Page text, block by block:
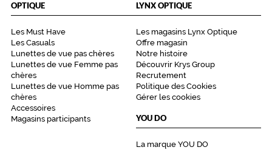
OPTIQUE
Les Must Have
Les Casuals
Lunettes de vue pas chères
Lunettes de vue Femme pas
chères
Lunettes de vue Homme pas
chères
Accessoires
Magasins participants
LYNX OPTIQUE
Les magasins Lynx Optique
Offre magasin
Notre histoire
Découvrir Krys Group
Recrutement
Politique des Cookies
Gérer les cookies
YOU DO
La marque YOU DO